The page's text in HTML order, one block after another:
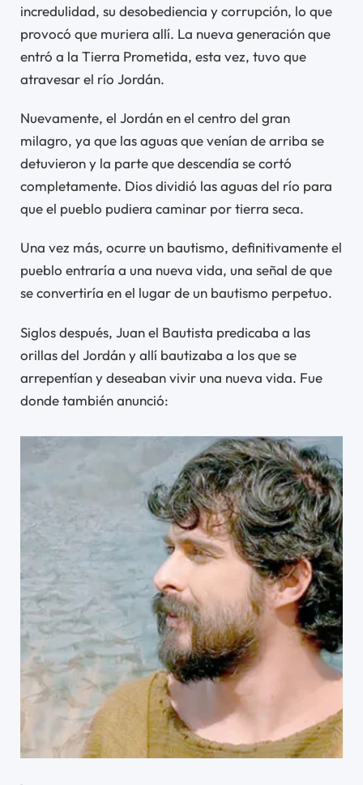
incredulidad, su desobediencia y corrupción, lo que
provocó que muriera allí. La nueva generación que
entró a la Tierra Prometida, esta vez, tuvo que
atravesar el río Jordán.
Nuevamente, el Jordán en el centro del gran
milagro, ya que las aguas que venían de arriba se
detuvieron y la parte que descendía se cortó
completamente. Dios dividió las aguas del río para
que el pueblo pudiera caminar por tierra seca.
Una vez más, ocurre un bautismo, definitivamente el
pueblo entraría a una nueva vida, una señal de que
se convertiría en el lugar de un bautismo perpetuo.
Siglos después, Juan el Bautista predicaba a las
orillas del Jordán y allí bautizaba a los que se
arrepentían y deseaban vivir una nueva vida. Fue
donde también anunció: